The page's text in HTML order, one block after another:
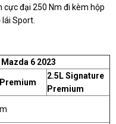
đại 250 Nm đi kèm hộp
Sport.
6 2023
2.5L Signature
Premium